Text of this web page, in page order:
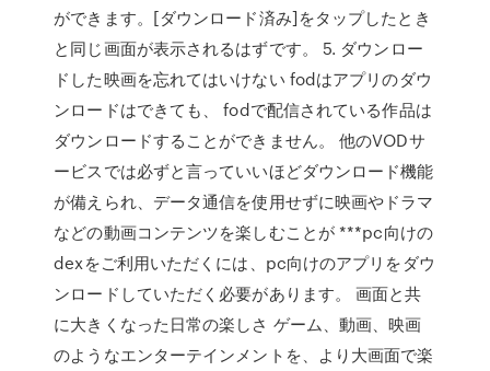
ができます。[ダウンロード済み]をタップしたとき
と同じ画面が表示されるはずです。 5. ダウンロー
ドした映画を忘れてはいけない fodはアプリのダウ
ンロードはできても、 fodで配信されている作品は
ダウンロードすることができません。 他のVODサ
ービスでは必ずと言っていいほどダウンロード機能
が備えられ、データ通信を使用せずに映画やドラマ
などの動画コンテンツを楽しむことが ***pc向けの
dexをご利用いただくには、pc向けのアプリをダウ
ンロードしていただく必要があります。 画面と共
に大きくなった日常の楽しさ ゲーム、動画、映画
のようなエンターテインメントを、より大画面で楽